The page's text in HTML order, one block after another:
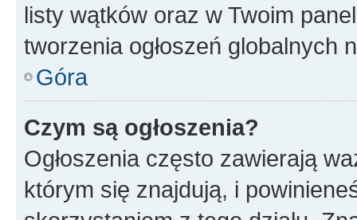
listy wątków oraz w Twoim
tworzenia ogłoszeń globalnych
Góra
Czym są ogłoszenia?
Ogłoszenia często zawierają
którym się znajdują, i